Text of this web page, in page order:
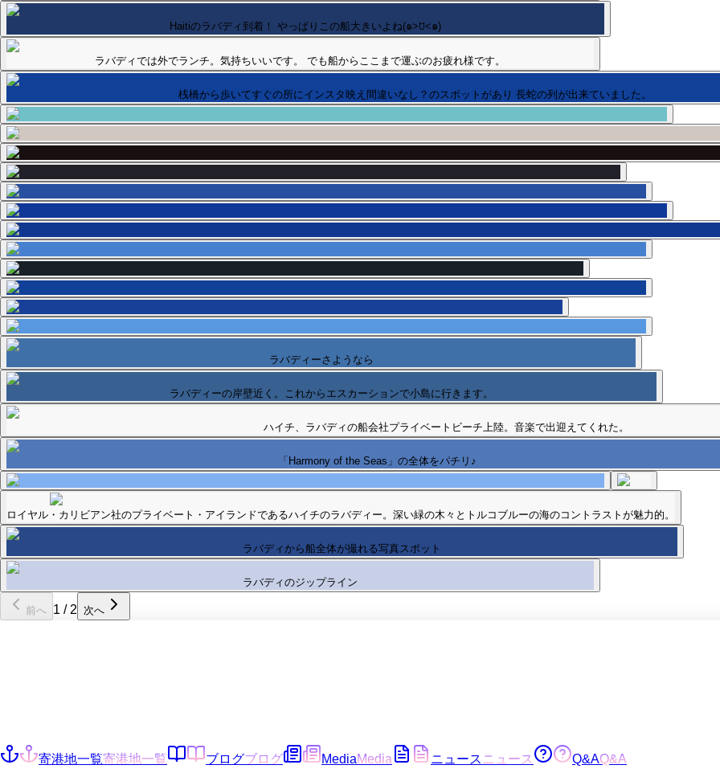
Haitiのラバディ到着！ やっぱりこの船大きいよね(๑˃ꇴ˂๑)
ラバディでは外でランチ。気持ちいいです。 でも船からここまで運ぶのお疲れ様です。
桟橋から歩いてすぐの所にインスタ映え間違いなし？のスポットがあり 長蛇の列が出来ていました。
ラバディーさようなら
ラバディーの岸壁近く。これからエスカーションで小島に行きます。
ハイチ、ラバディの船会社プライベートビーチ上陸。音楽で出迎えてくれた。
「Harmony of the Seas」の全体をパチリ♪
ロイヤル・カリビアン社のプライベート・アイランドであるハイチのラバディー。深い緑の木々とトルコブルーの海のコントラストが魅力的。
ラバディから船全体が撮れる写真スポット
ラバディのジップライン
前へ 1 / 2 次へ
寄港地一覧寄港地一覧 ブログブログ MediaMedia ニュース ニュース Q&AQ&A